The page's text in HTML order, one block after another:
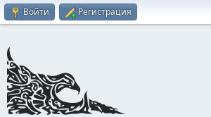
Войти Регистрация